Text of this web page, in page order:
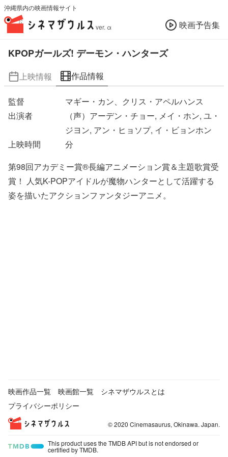
沖縄県内の映画情報サイト
ver. α 映画予告集
KPOPガールズ! デーモン・ハンターズ
上映情報 作品情報
監督
マギー・カン、クリス・アペルハンス
出演者
（声）アーデン・チョー, メイ・ホン, ユ・
ジヨン, アン・ヒョソプ, イ・ビョンホン
上映時間
分
第98回アカデミー賞®長編アニメーション賞＆主題歌賞受
賞！ 人気K-POPアイドルが魔物ハンターとして活躍する
姿を描いたアクションファンタジーアニメ。
映画作品一覧 映画館一覧
シネマザウルスとは
プライバシーポリシー
© 2020 Cinemasaurus, Okinawa. Japan.
This product uses the TMDB API but is not endorsed or
certified by TMDB.